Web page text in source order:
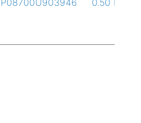
P08700U903946 0.50 L